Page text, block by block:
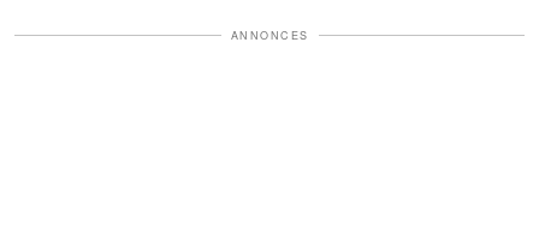
ANNONCES